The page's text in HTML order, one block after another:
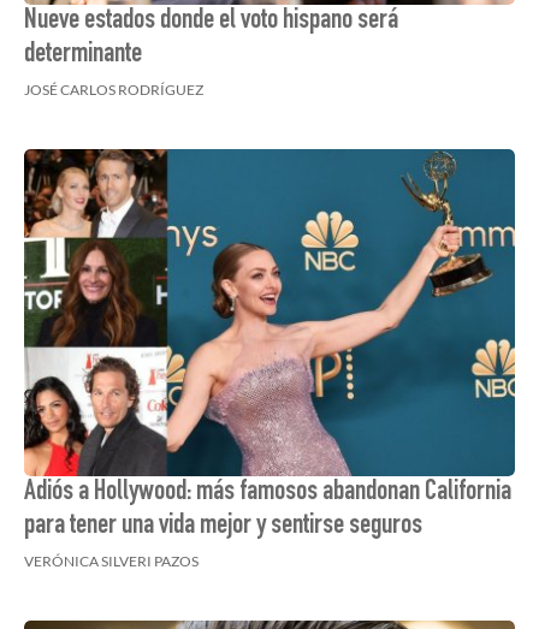
Nueve estados donde el voto hispano será
determinante
JOSÉ CARLOS RODRÍGUEZ
Adiós a Hollywood: más famosos abandonan California
para tener una vida mejor y sentirse seguros
VERÓNICA SILVERI PAZOS